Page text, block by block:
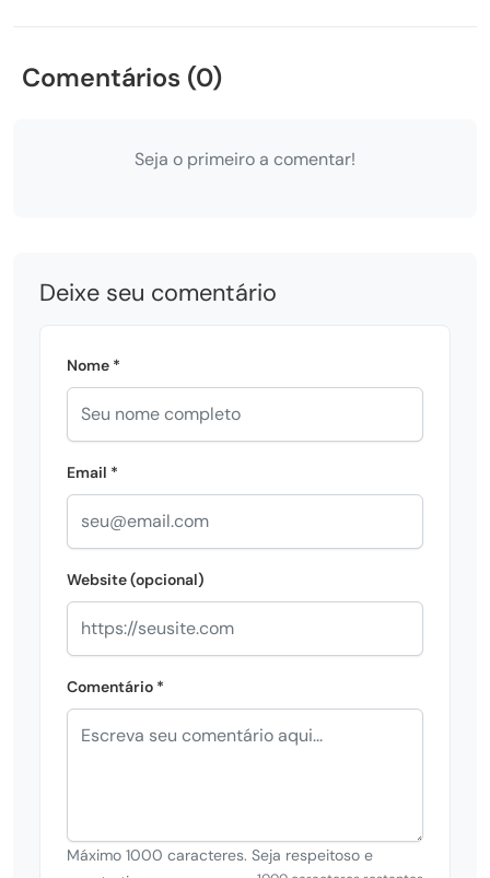
Comentários (0)
Seja o primeiro a comentar!
Deixe seu comentário
Nome *
Email *
Website (opcional)
Comentário *
Máximo 1000 caracteres. Seja respeitoso e